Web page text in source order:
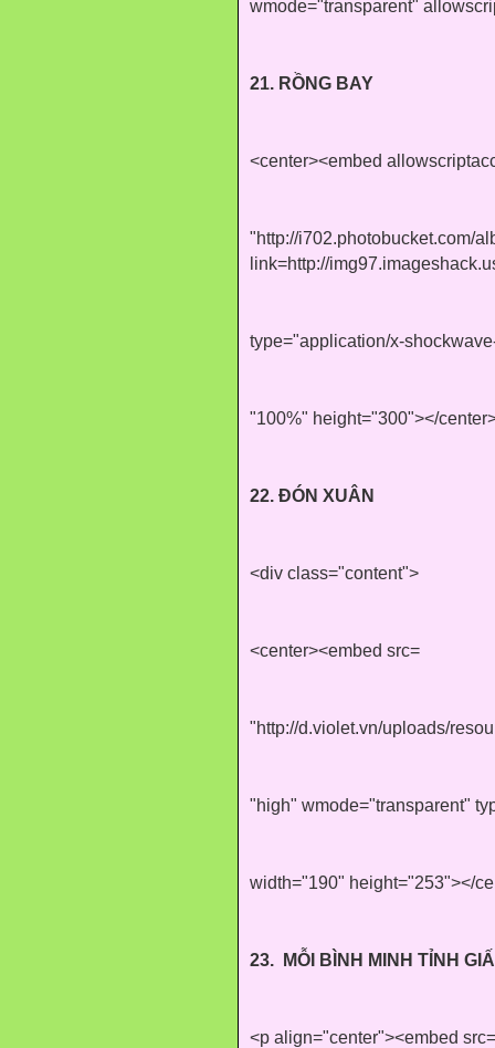
wmode="transparent"
21. RỒNG BAY
<center><embed
"http://i702.photobucket.com/
link=http://
type="application/x-
"100%" height="300"></
22. ĐÓN XUÂN
<div class="content">
<center><embed src=
"http://d.violet.vn/uploads/
"high" wmode="transparent"
width="190" height="253"></
23. MỖI BÌNH MINH TỈNH
<p align="center"><embed src=